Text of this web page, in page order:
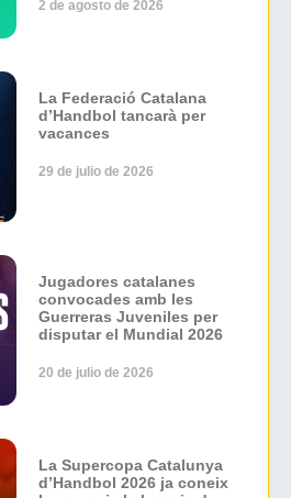
2 de agosto de 2026
La Federació Catalana
d’Handbol tancarà per
vacances
29 de julio de 2026
Jugadores catalanes
convocades amb les
Guerreras Juveniles per
disputar el Mundial 2026
20 de julio de 2026
La Supercopa Catalunya
d’Handbol 2026 ja coneix